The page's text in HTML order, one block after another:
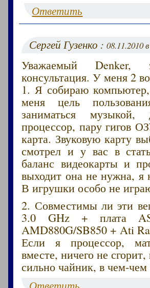
Ответить
Сергей Гузенко :08.11.2010
Уважаемый Denker,
консультация. У меня 2
1. Я собираю
меня цель
заниматься
процессор, пару гигов
карта. Звуковую карту
смотрел и у вас в
баланс видеокарты и
выходит она не нужна, я
В игрушки особо не
2. Совместимы ли эти
3.0 GHz + плата
AMD880G/SB850 + Ati
Если я процессор,
вместе, ничего не
сильно чайник, в чем-